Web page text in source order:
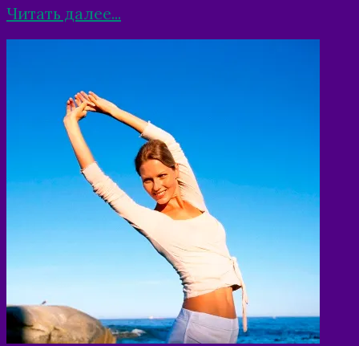
Читать далее...